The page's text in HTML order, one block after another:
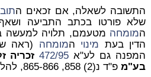
התשובה לשאלה, אם זכאים ה
שלא פורטו בכתב התביעה
המומחה מטעמם, תלויה למעשה
הדין בעת מינוי המומחה
המפנה גם לע"א 472/95 זכריה
בע"מפ"ד נ(2) 858, 865-866, להלן: